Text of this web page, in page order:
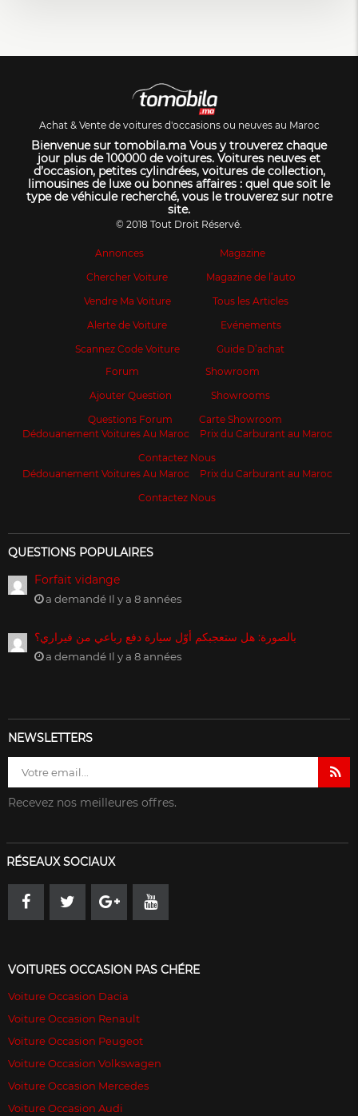
Achat & Vente de voitures d'occasions ou neuves au Maroc
Bienvenue sur tomobila.ma Vous y trouverez chaque
jour plus de 100000 de voitures. Voitures neuves et
d’occasion, petites cylindrées, voitures de collection,
limousines de luxe ou bonnes affaires : quel que soit le
type de véhicule recherché, vous le trouverez sur notre
site.
© 2018 Tout Droit Réservé.
Annonces
Chercher Voiture
Vendre Ma Voiture
Alerte de Voiture
Scannez Code Voiture
Magazine
Magazine de l’auto
Tous les Articles
Evénements
Guide D’achat
Forum
Ajouter Question
Questions Forum
Showroom
Showrooms
Carte Showroom
Dédouanement Voitures Au Maroc
Prix du Carburant au Maroc
Contactez Nous
Dédouanement Voitures Au Maroc
Prix du Carburant au Maroc
Contactez Nous
QUESTIONS POPULAIRES
Forfait vidange
a demandé Il y a 8 années
بالصورة: هل ستعجبكم أوّل سيارة دفع رباعي من فيراري؟
a demandé Il y a 8 années
NEWSLETTERS
Recevez nos meilleures offres.
RÉSEAUX SOCIAUX
VOITURES OCCASION PAS CHÉRE
Voiture Occasion Dacia
Voiture Occasion Renault
Voiture Occasion Peugeot
Voiture Occasion Volkswagen
Voiture Occasion Mercedes
Voiture Occasion Audi